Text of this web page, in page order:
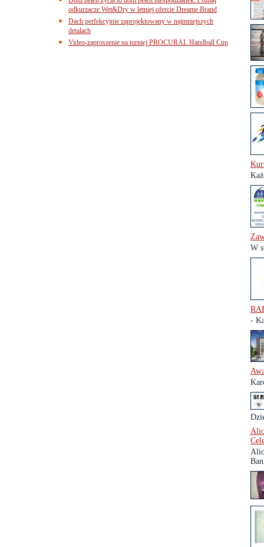
W
-
odkurzacze Wet&Dry w letniej ofercie Dreame Brand
Dach perfekcyjnie zaprojektowany w najmniejszych
detalach
Video-zaproszenie na turniej PROCURAL Handball Cup